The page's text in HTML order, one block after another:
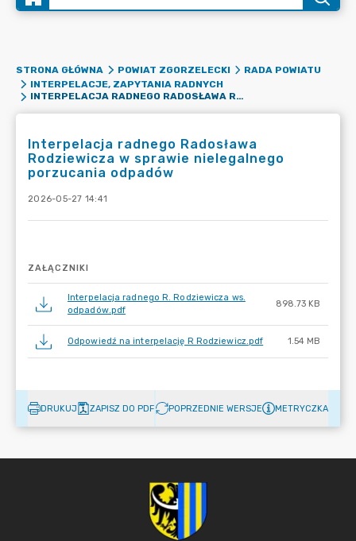
STRONA GŁÓWNA POWIAT ZGORZELECKI
RADA POWIATU
INTERPELACJE, ZAPYTANIA RADNYCH
INTERPELACJA RADNEGO RADOSŁAWA RODZIEWICZA W SPRAWIE NIELEGALNEGO PORZUCANIA ODPADÓW
Interpelacja radnego Radosława
Rodziewicza w sprawie nielegalnego
porzucania odpadów
2026-05-27 14:41
ZAŁĄCZNIKI
Interpelacja radnego R. Rodziewicza ws.
odpadów.pdf
898.73 KB
Odpowiedź na interpelację R Rodziewicz.pdf 1.54 MB
DRUKUJ ZAPISZ DO PDF POPRZEDNIE WERSJE METRYCZKA